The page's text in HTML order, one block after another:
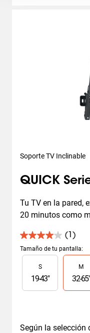
Soporte TV Inclinable
QUICK
Tu TV en la pared,
20 minutos como
(1)
4.0
de
5
estrellas.
reseña
Tamaño de tu pantalla:
Slide 1 of 3
S
19-43"
M
32-65"
Según la selección